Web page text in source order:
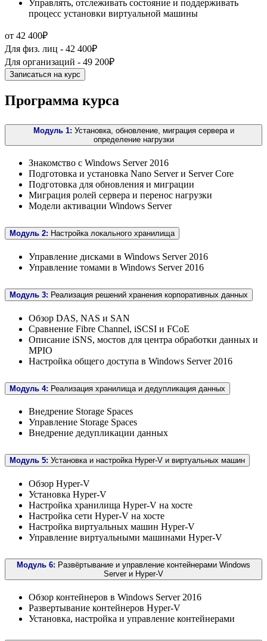
Управлять, отслеживать состояние и поддерживать
процесс установки виртуальной машины
от 42 400₽
Для физ. лиц - 42 400₽
Для организаций - 49 200₽
Записаться на курс
Программа курса
Модуль 1: Установка, обновление, миграция сервера и
определение нагрузки
Знакомство с Windows Server 2016
Подготовка и установка Nano Server и Server Core
Подготовка для обновления и миграции
Миграция ролей сервера и перенос нагрузки
Модели активации Windows Server
Модуль 2: Настройка локального хранилища
Управление дисками в Windows Server 2016
Управление томами в Windows Server 2016
Модуль 3: Реализация решений хранения корпоративных данных
Обзор DAS, NAS и SAN
Сравнение Fibre Channel, iSCSI и FCoE
Описание iSNS, мостов для центра обработки данных и
MPIO
Настройка общего доступа в Windows Server 2016
Модуль 4: Реализация хранилища и дедупликация данных
Внедрение Storage Spaces
Управление Storage Spaces
Внедрение дедупликации данных
Модуль 5: Установка и настройка Hyper-V и виртуальных машин
Обзор Hyper-V
Установка Hyper-V
Настройка хранилища Hyper-V на хосте
Настройка сети Hyper-V на хосте
Настройка виртуальных машин Hyper-V
Управление виртуальными машинами Hyper-V
Модуль 6: Развёртывание и управление контейнерами Windows
Server и Hyper-V
Обзор контейнеров в Windows Server 2016
Развертывание контейнеров Hyper-V
Установка, настройка и управление контейнерами